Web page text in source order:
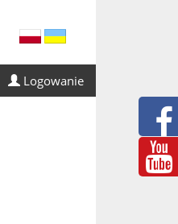
Logowanie